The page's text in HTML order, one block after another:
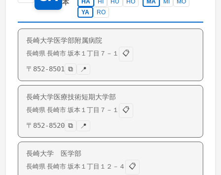
本
HA
HI HU HO MA MI
MO
YA
RO
長崎大学医学部附属病院
長崎県 長崎市 坂本 １丁目７－１
📋
〒 852-8501 ⧉ 📍
長崎大学医療技術短期大学部
長崎県 長崎市 坂本 １丁目７－１
📋
〒 852-8520 ⧉ 📍
長崎大学 医学部
長崎県 長崎市 坂本 １丁目１２－４
📋